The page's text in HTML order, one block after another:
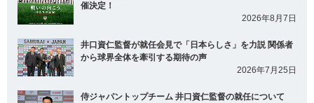
催決定！
2026年8月7日
井口資仁監督が就任会見で「日本らしさ」を力説 関係者
から球界全体を牽引する期待の声
2026年7月25日
侍ジャパントップチーム 井口資仁監督の就任について